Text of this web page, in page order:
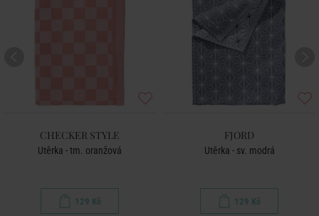
CHECKER STYLE
Utěrka - tm. oranžová
129 Kč
FJORD
Utěrka - sv. modrá
129 Kč